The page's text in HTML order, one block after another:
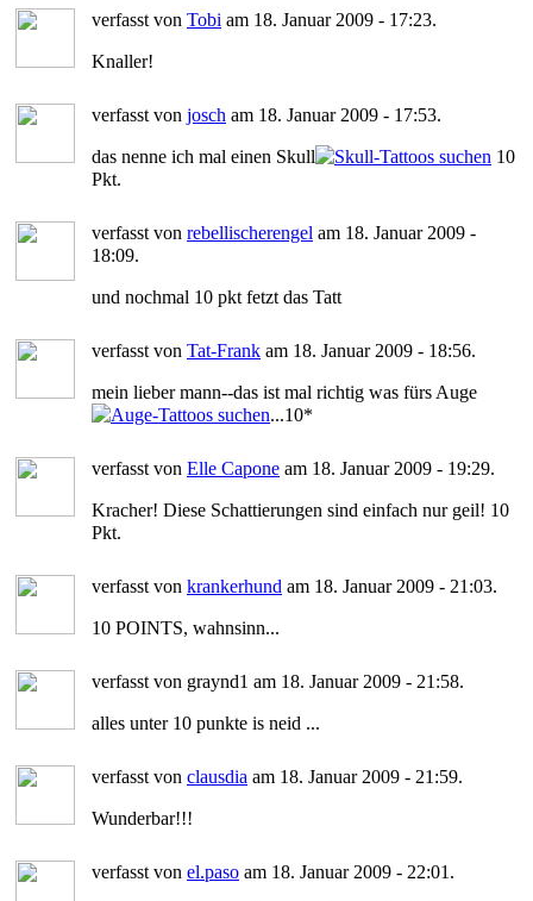
verfasst von Tobi am 18. Januar 2009 - 17:23.
Knaller!
verfasst von josch am 18. Januar 2009 - 17:53.
das nenne ich mal einen Skull
10
Pkt.
verfasst von rebellischerengel am 18. Januar 2009 -
18:09.
und nochmal 10 pkt fetzt das Tatt
verfasst von Tat-Frank am 18. Januar 2009 - 18:56.
mein lieber mann--das ist mal richtig was fürs Auge
...10*
verfasst von Elle Capone am 18. Januar 2009 - 19:29.
Kracher! Diese Schattierungen sind einfach nur geil! 10
Pkt.
verfasst von krankerhund am 18. Januar 2009 - 21:03.
10 POINTS, wahnsinn...
verfasst von graynd1 am 18. Januar 2009 - 21:58.
alles unter 10 punkte is neid ...
verfasst von clausdia am 18. Januar 2009 - 21:59.
Wunderbar!!!
verfasst von el.paso am 18. Januar 2009 - 22:01.